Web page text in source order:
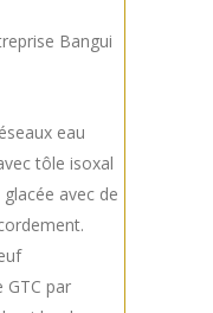
Bangui
eau
tôle isoxal
avec de
GTC par